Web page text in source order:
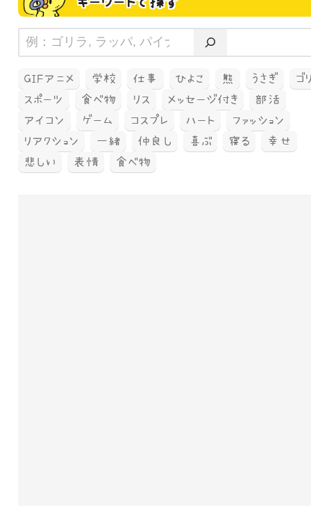
GIFアニメ 学校 仕事 ひよこ 熊 うさぎ
ゴ
スポーツ
食べ物 リス メッセージ付き
部活
アイコン
ゲーム コスプレ ハート
ファッション
リアクション
一緒 仲良し 喜ぶ 寝る
幸せ
悲しい
表情 食べ物